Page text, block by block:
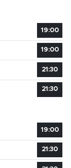
19:00
19:00
21:30
21:30
19:00
21:30